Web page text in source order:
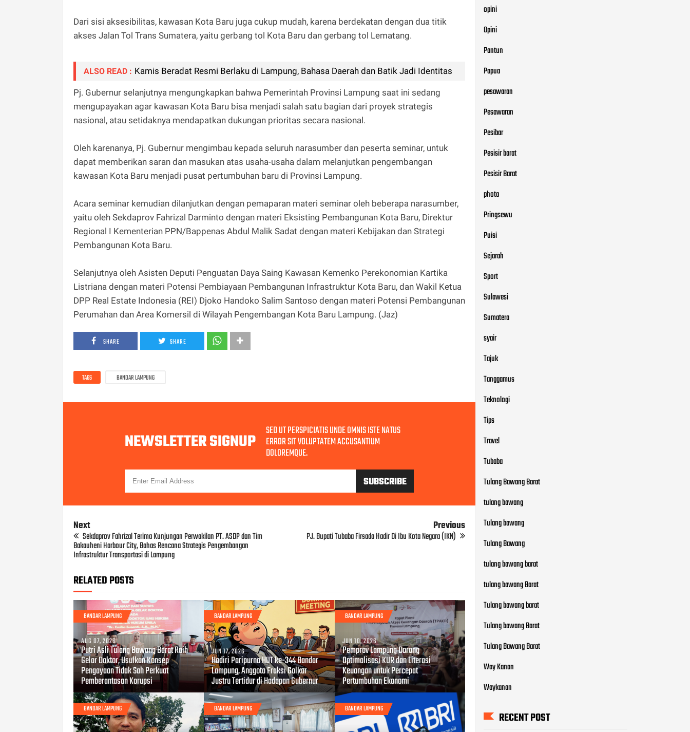
Dari sisi aksesibilitas, kawasan Kota Baru juga cukup mudah, karena berdekatan dengan dua titik
akses Jalan Tol Trans Sumatera, yaitu gerbang tol Kota Baru dan gerbang tol Lematang.
ALSO READ : Kamis Beradat Resmi Berlaku di Lampung, Bahasa Daerah dan Batik Jadi Identitas
Pj. Gubernur selanjutnya mengungkapkan bahwa Pemerintah Provinsi Lampung saat ini sedang
mengupayakan agar kawasan Kota Baru bisa menjadi salah satu bagian dari proyek strategis
nasional, atau setidaknya mendapatkan dukungan prioritas secara nasional.
Oleh karenanya, Pj. Gubernur mengimbau kepada seluruh narasumber dan peserta seminar, untuk
dapat memberikan saran dan masukan atas usaha-usaha dalam melanjutkan pengembangan
kawasan Kota Baru menjadi pusat pertumbuhan baru di Provinsi Lampung.
Acara seminar kemudian dilanjutkan dengan pemaparan materi seminar oleh beberapa narasumber,
yaitu oleh Sekdaprov Fahrizal Darminto dengan materi Eksisting Pembangunan Kota Baru, Direktur
Regional I Kementerian PPN/Bappenas Abdul Malik Sadat dengan materi Kebijakan dan Strategi
Pembangunan Kota Baru.
Selanjutnya oleh Asisten Deputi Penguatan Daya Saing Kawasan Kemenko Perekonomian Kartika
Listriana dengan materi Potensi Pembiayaan Pembangunan Infrastruktur Kota Baru, dan Wakil Ketua
DPP Real Estate Indonesia (REI) Djoko Handoko Salim Santoso dengan materi Potensi Pembangunan
Perumahan dan Area Komersil di Wilayah Pengembangan Kota Baru Lampung. (Jaz)
SHARE SHARE
TAGS BANDAR LAMPUNG
NEWSLETTER SIGNUP SED UT PERSPICIATIS UNDE OMNIS ISTE NATUS
ERROR SIT VOLUPTATEM ACCUSANTIUM
DOLOREMQUE.
Next
Sekdaprov Fahrizal Terima Kunjungan Perwakilan PT. ASDP dan Tim
Bakauheni Harbour City, Bahas Rencana Strategis Pengembangan
Infrastruktur Transportasi di Lampung
Previous
PJ. Bupati Tubaba Firsada Hadir Di Ibu Kota Negara (IKN)
RELATED POSTS
BANDAR LAMPUNG
AUG 07, 2026
Putri Asli Tulang Bawang Barat Raih
Gelar Doktor, Usulkan Konsep
Pengayaan Tidak Sah Perkuat
Pemberantasan Korupsi
BANDAR LAMPUNG
JUN 17, 2026
Hadiri Paripurna HUT ke-344 Bandar
Lampung, Anggota Fraksi Golkar
Justru Tertidur di Hadapan Gubernur
BANDAR LAMPUNG
JUN 10, 2026
Pemprov Lampung Dorong
Optimalisasi KUR dan Literasi
Keuangan untuk Percepat
Pertumbuhan Ekonomi
BANDAR LAMPUNG BANDAR LAMPUNG BANDAR LAMPUNG
opini
Opini
Pantun
Papua
pesawaran
Pesawaran
Pesibar
Pesisir barat
Pesisir Barat
photo
Pringsewu
Puisi
Sejarah
Sport
Sulawesi
Sumatera
syair
Tajuk
Tanggamus
Teknologi
Tips
Travel
Tubaba
Tulang Bawang Barat
tulang bawang
Tulang bawang
Tulang Bawang
tulang bawang barat
tulang bawang Barat
Tulang bawang barat
Tulang bawang Barat
Tulang Bawang Barat
Way Kanan
Waykanan
RECENT POST